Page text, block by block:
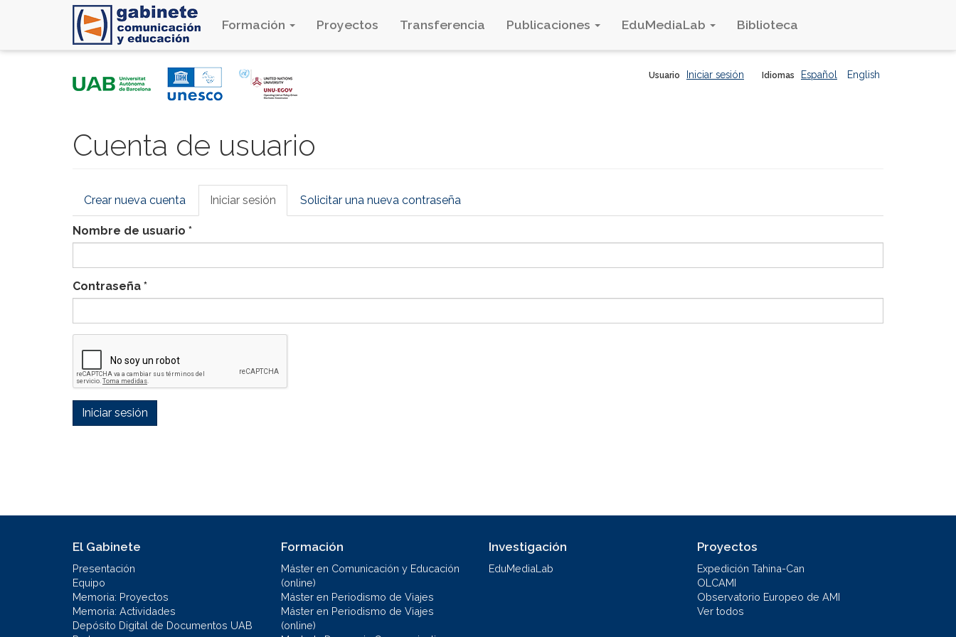
Formación Proyectos Transferencia Publicaciones EduMediaLab Biblioteca
Idiomas Español English
Usuario Iniciar sesión
Cuenta de usuario
Solapas
principales
Crear nueva cuenta Iniciar sesión (solapa
activa)
Solicitar una nueva contraseña
Nombre de usuario *
Contraseña *
Iniciar sesión
El Gabinete
Presentación
Equipo
Memoria: Proyectos
Memoria: Actividades
Depósito Digital de Documentos UAB
Formación
Máster en Comunicación y Educación
(online)
Máster en Periodismo de Viajes
Máster en Periodismo de Viajes
(online)
Investigación
EduMediaLab
Proyectos
Expedición Tahina-Can
OLCAMI
Observatorio Europeo de AMI
Ver todos